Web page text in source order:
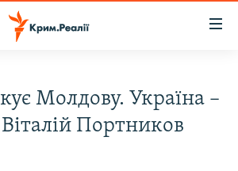
Молдову. Україна –
Портников